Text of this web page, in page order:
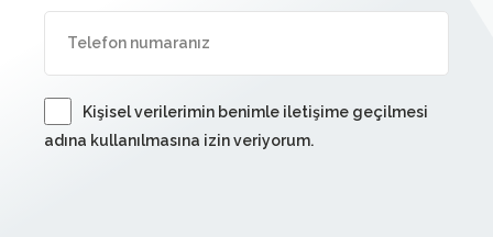
Kişisel verilerimin benimle iletişime geçilmesi
adına kullanılmasına izin veriyorum.